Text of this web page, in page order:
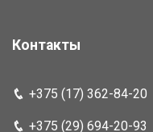
Контакты
+375 (17) 362-84-20
+375 (29) 694-20-93